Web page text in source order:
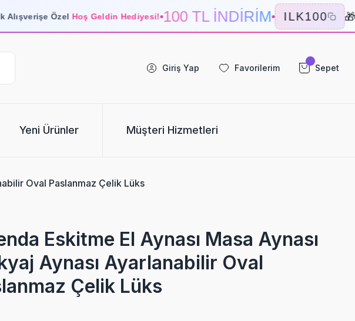
ÖzelHoş Geldin Hediyesi! 100 TL İNDİRİM ILK100 🎁
Giriş Yap Favorilerim Sepet
Yeni Ürünler Müşteri Hizmetleri
Oval Paslanmaz Çelik Lüks
Eskitme El Aynası Masa Aynası
Aynası Ayarlanabilir Oval
Çelik Lüks